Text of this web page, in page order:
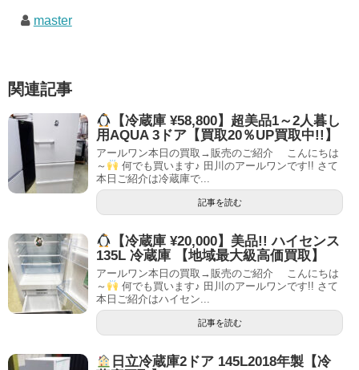
master
関連記事
【冷蔵庫 ¥58,800】超美品1～2人暮し
用AQUA 3ドア【買取20％UP買取中!!】
アールワン本日の買取→販売のご紹介 こんにちは
～
何でも買います♪ 田川のアールワンです!! さて
本日ご紹介は冷蔵庫で...
記事を読む
【冷蔵庫 ¥20,000】美品!! ハイセンス
135L 冷蔵庫 【地域最大級高価買取】
アールワン本日の買取→販売のご紹介 こんにちは
～
何でも買います♪ 田川のアールワンです!! さて
本日ご紹介はハイセン...
記事を読む
日立冷蔵庫2ドア 145L2018年製【冷